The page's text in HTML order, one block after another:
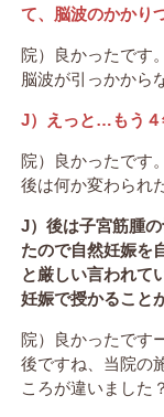
て、脳波のかかり
院）良かったです。
脳波が引っかから
J）えっと…もう４
院）良かったです。
後は何か変わられ
J）後は子宮筋腫
たので自然妊娠を
と厳しい言われて
妊娠で授かること
院）良かったです
後ですね、当院の
ころが違いました？